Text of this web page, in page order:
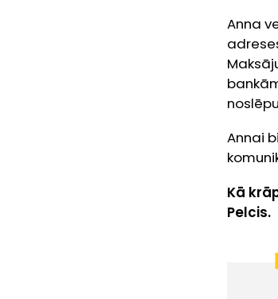
Anna
Annai
Kā
Pelcis.